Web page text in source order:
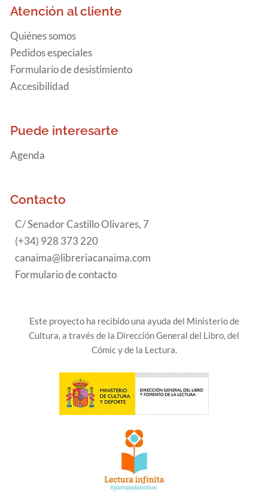
Atención al cliente
Quiénes somos
Pedidos especiales
Formulario de desistimiento
Accesibilidad
Puede interesarte
Agenda
Contacto
C/ Senador Castillo Olivares, 7
(+34) 928 373 220
canaima@libreriacanaima.com
Formulario de contacto
Este proyecto ha recibido una ayuda del Ministerio de
Cultura, a través de la Dirección General del Libro, del
Cómic y de la Lectura.